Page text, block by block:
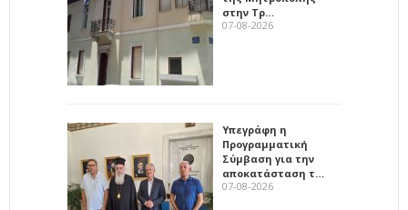
στην Τρ…
07-08-2026
Υπεγράφη η
Προγραμματική
Σύμβαση για την
αποκατάσταση τ…
07-08-2026